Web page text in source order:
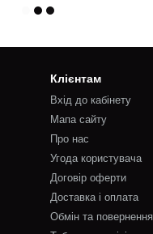
Клієнтам
Вхід до кабінету
Мапа сайту
Про нас
Угода користувача
Договір оферти
Доставка і оплата
Обмін та повернення